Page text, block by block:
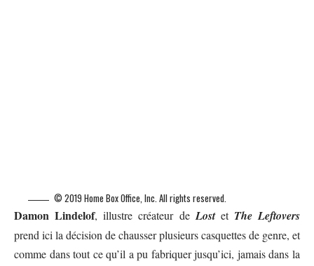
© 2019 Home Box Office, Inc. All rights reserved.
Damon Lindelof, illustre créateur deLost et The Leftovers
prend ici la décision de chausser plusieurs casquettes de genre, et
comme dans tout ce qu’il a pu fabriquer jusqu’ici, jamais dans la